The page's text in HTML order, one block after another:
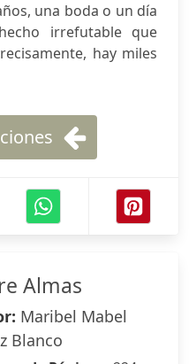
una boda o un día
irrefutable que
hay miles
Almas
Maribel Mabel
Blanco